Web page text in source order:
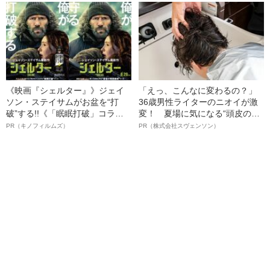
語る”《日本興収70億円突破》
《映画『シェルター』》ジェイ
ソン・ステイサムがお盆を“打
破”する!!《「眠眠打破」コラ
ボ》
PR（キノフィルムズ）
「えっ、こんなに変わるの？」
36歳男性ライターのニオイが激
変！ 夏場に気になる“頭皮のニ
オイ”や“ベタつき”を解消す
PR（株式会社スヴェンソン）